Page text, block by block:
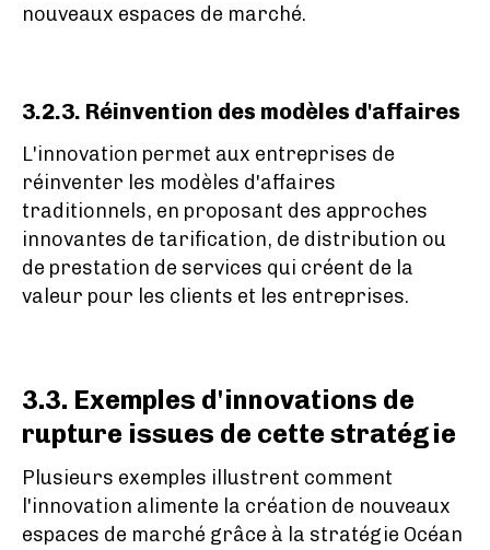
nouveaux espaces de marché.
3.2.3. Réinvention des modèles d'affaires
L'innovation permet aux entreprises de
réinventer les modèles d'affaires
traditionnels, en proposant des approches
innovantes de tarification, de distribution ou
de prestation de services qui créent de la
valeur pour les clients et les entreprises.
3.3. Exemples d'innovations de
rupture issues de cette stratégie
Plusieurs exemples illustrent comment
l'innovation alimente la création de nouveaux
espaces de marché grâce à la stratégie Océan